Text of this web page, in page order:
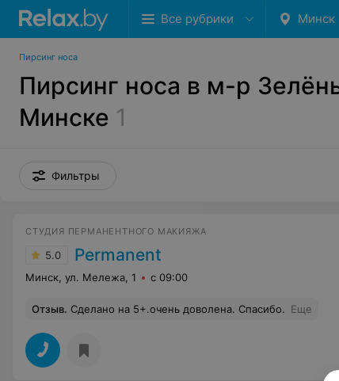
Все рубрики Минск
Пирсинг носа
Пирсинг носа в м-р
Минске 1
Фильтры
СТУДИЯ ПЕРМАНЕНТНОГО МАКИЯЖА
5.0 Permanent
Минск, ул. Мележа, 1 с 09:00
Отзыв. Сделано на 5+.очень доволена. Спасибо. Еще